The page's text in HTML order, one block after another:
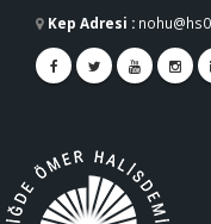
Kep Adresi :